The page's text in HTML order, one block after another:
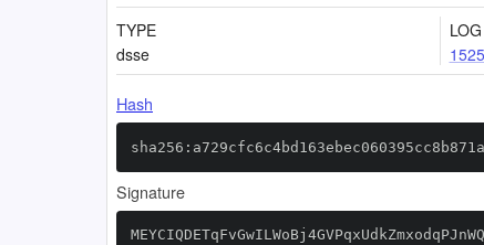
TYPE
dsse
Hash
Signature